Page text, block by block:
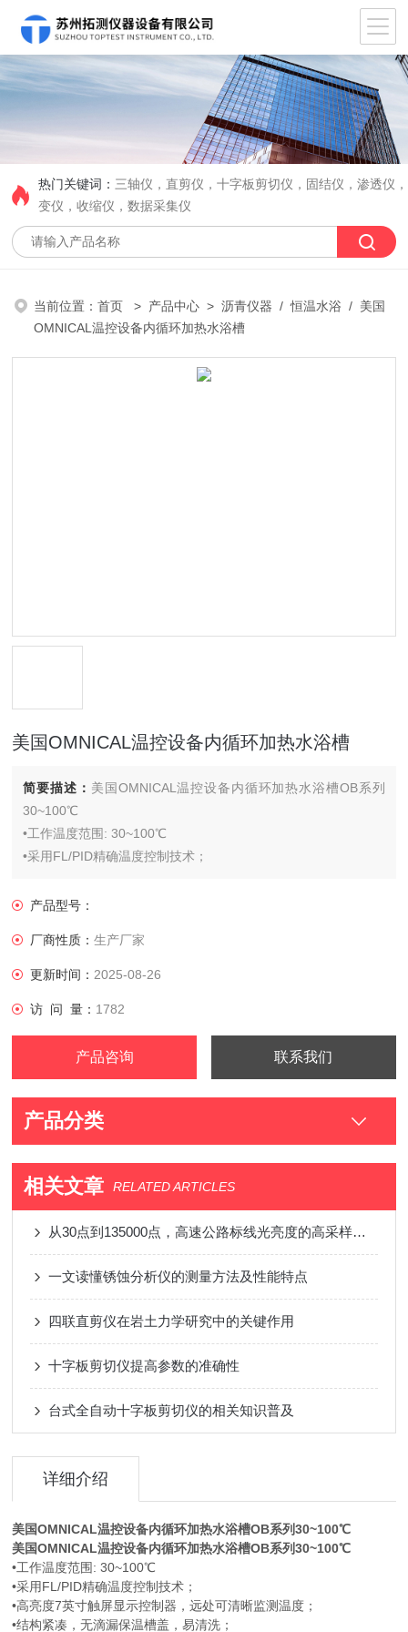
热门关键词： 三轴仪，直剪仪，十字板剪切仪，固结仪，渗透仪
变仪，收缩仪，数据采集仪
当前位置：首页 > 产品中心 >沥青仪器 /恒温水浴 / 美国
OMNICAL温控设备内循环加热水浴槽
美国OMNICAL温控设备内循环加热水浴槽
简要描述： 美国OMNICAL温控设备内循环加热水浴槽OB系列
30~100℃
•工作温度范围: 30~100℃
•采用FL/PID精确温度控制技术；
•结构紧凑，无滴漏保温槽盖，易清洗；
•外置控制头，有更大的水浴空间，能放置更多样品。
产品型号：
厂商性质：生产厂家
更新时间： 2025-08-26
访 问 量： 1782
产品咨询 联系我们
产品分类
相关文章 RELATED ARTICLES
从30点到135000点，高速公路标线光亮度的高采样保障
一文读懂锈蚀分析仪的测量方法及性能特点
四联直剪仪在岩土力学研究中的关键作用
十字板剪切仪提高参数的准确性
台式全自动十字板剪切仪的相关知识普及
详细介绍
美国OMNICAL温控设备内循环加热水浴槽OB系列30~100℃
美国OMNICAL温控设备内循环加热水浴槽OB系列30~100℃
•工作温度范围: 30~100℃
•采用FL/PID精确温度控制技术；
•高亮度7英寸触屏显示控制器，远处可清晰监测温度；
•结构紧凑，无滴漏保温槽盖，易清洗；